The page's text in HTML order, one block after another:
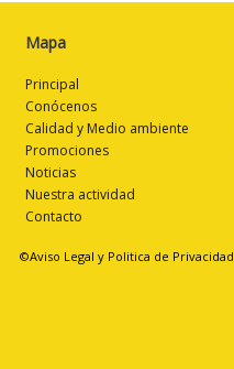
Mapa
Principal
Conócenos
Calidad y Medio ambiente
Promociones
Noticias
Nuestra actividad
Contacto
©Aviso Legal y Politica de Privacidad